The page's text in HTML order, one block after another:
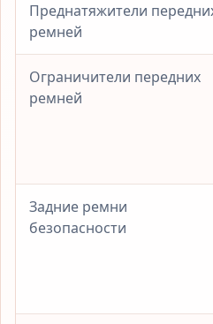
Преднатяжители
ремней
Ограничители передних
ремней
Задние ремни
безопасности